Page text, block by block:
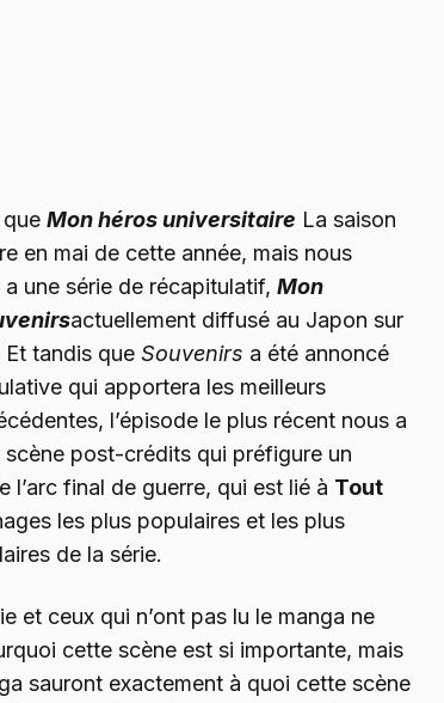
Mon héros universitaire La saison
en mai de cette année, mais nous
une série de récapitulatif, Mon
actuellement diffusé au Japon sur
tandis que Souvenirs a été annoncé
qui apportera les meilleurs
l’épisode le plus récent nous a
post-crédits qui préfigure un
l’arc final de guerre, qui est lié à Tout
les plus populaires et les plus
de la série.
et ceux qui n’ont pas lu le manga ne
cette scène est si importante, mais
sauront exactement à quoi cette scène